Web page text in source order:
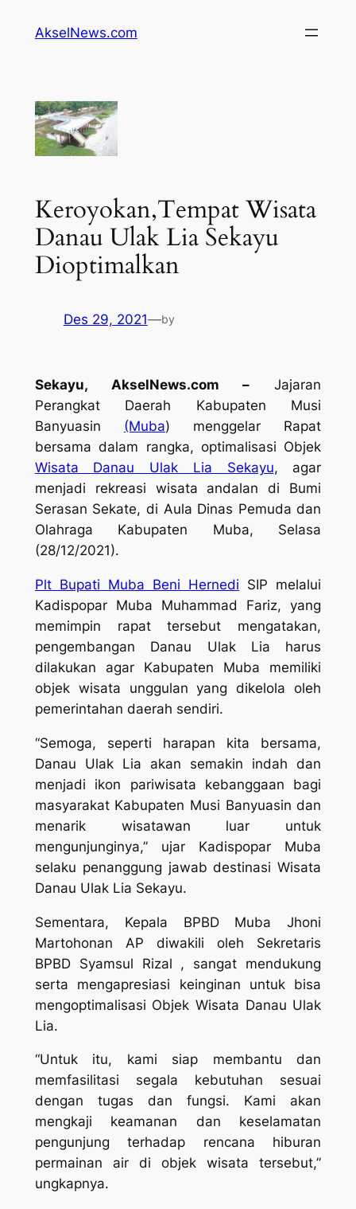
AkselNews.com
Keroyokan,Tempat Wisata
Danau Ulak Lia Sekayu
Dioptimalkan
Des 29, 2021—by
Sekayu, AkselNews.com – Jajaran
Perangkat Daerah Kabupaten Musi
Banyuasin (Muba) menggelar Rapat
bersama dalam rangka, optimalisasi Objek
Wisata Danau Ulak Lia Sekayu, agar
menjadi rekreasi wisata andalan di Bumi
Serasan Sekate, di Aula Dinas Pemuda dan
Olahraga Kabupaten Muba, Selasa
(28/12/2021).
Plt Bupati Muba Beni Hernedi SIP melalui
Kadispopar Muba Muhammad Fariz, yang
memimpin rapat tersebut mengatakan,
pengembangan Danau Ulak Lia harus
dilakukan agar Kabupaten Muba memiliki
objek wisata unggulan yang dikelola oleh
pemerintahan daerah sendiri.
“Semoga, seperti harapan kita bersama,
Danau Ulak Lia akan semakin indah dan
menjadi ikon pariwisata kebanggaan bagi
masyarakat Kabupaten Musi Banyuasin dan
menarik wisatawan luar untuk
mengunjunginya,” ujar Kadispopar Muba
selaku penanggung jawab destinasi Wisata
Danau Ulak Lia Sekayu.
Sementara, Kepala BPBD Muba Jhoni
Martohonan AP diwakili oleh Sekretaris
BPBD Syamsul Rizal , sangat mendukung
serta mengapresiasi keinginan untuk bisa
mengoptimalisasi Objek Wisata Danau Ulak
Lia.
“Untuk itu, kami siap membantu dan
memfasilitasi segala kebutuhan sesuai
dengan tugas dan fungsi. Kami akan
mengkaji keamanan dan keselamatan
pengunjung terhadap rencana hiburan
permainan air di objek wisata tersebut,”
ungkapnya.